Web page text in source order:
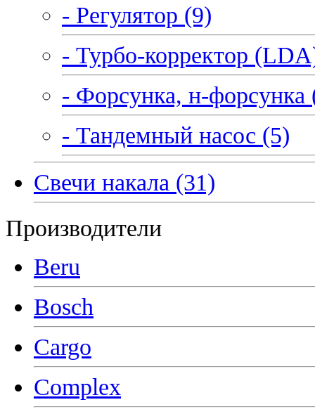
- Регулятор (9)
- Турбо-корректор
- Форсунка, н-форсунка
- Тандемный насос (5)
Свечи накала (31)
Производители
Beru
Bosch
Cargo
Complex